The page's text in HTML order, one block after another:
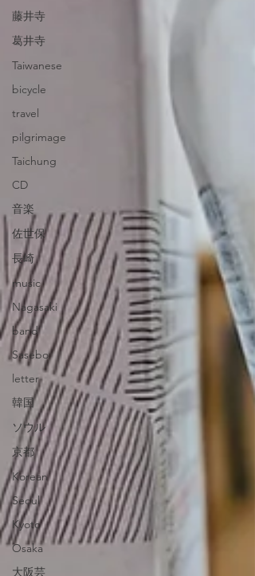
藤井寺
葛井寺
Taiwanese
bicycle
travel
pilgrimage
Taichung
CD
音楽
佐世保
長崎
music
Nagasaki
band
Sasebo
letter
韓国
ソウル
京都
Korean
Seoul
Kyoto
Osaka
大阪芸